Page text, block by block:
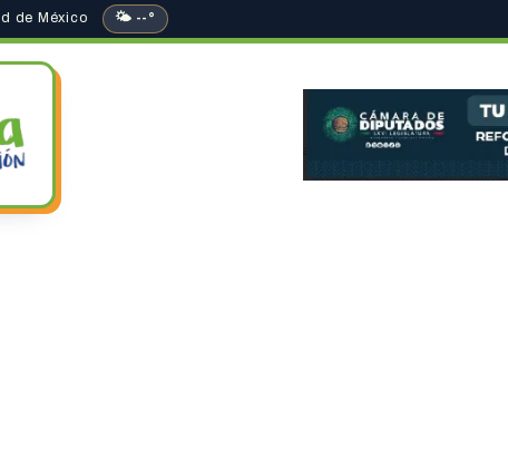
de México 🌤 --°